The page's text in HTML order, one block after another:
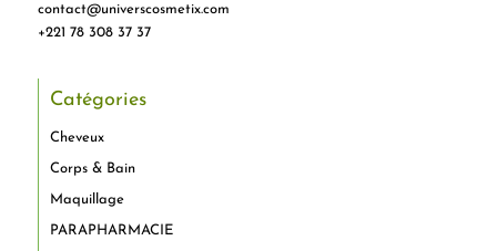
contact@universcosmetix.com
+221 78 308 37 37
Catégories
Cheveux
Corps & Bain
Maquillage
PARAPHARMACIE